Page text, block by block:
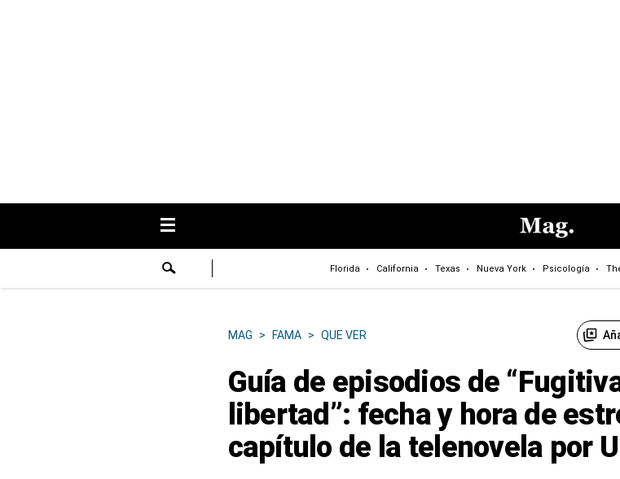
Florida California Texas Nueva York Psicología
MAG > FAMA > QUE VER
Guía de episodios de
libertad”: fecha y hora de
capítulo de la telenovela por